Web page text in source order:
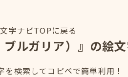
字ナビTOPに戻る
ルガリア）』の絵
を検索してコピペで簡単利用！